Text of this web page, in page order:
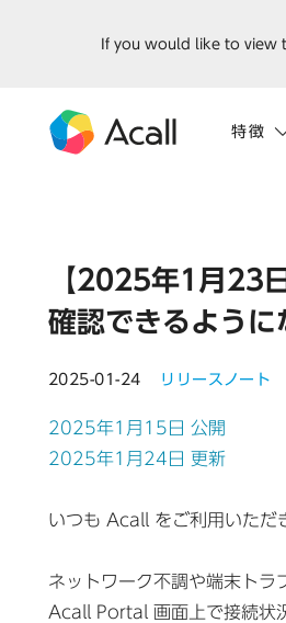
特徴
If you would like to view
【2025年1月23
確認できるように
2025-01-24 リリースノート
2025年1月15日 公開
2025年1月24日 更新
いつも Acall をご利用いただ
ネットワーク不調や端末ト
Acall Portal 画面上で接続状